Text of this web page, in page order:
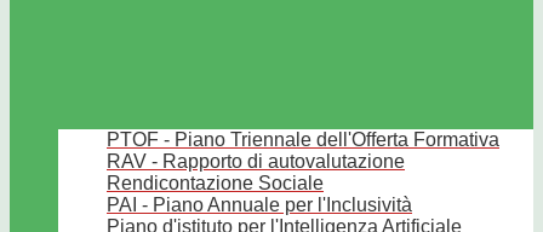
PTOF - Piano Triennale dell'Offerta Formativa
RAV - Rapporto di autovalutazione
Rendicontazione Sociale
PAI - Piano Annuale per l'Inclusività
Piano d'istituto per l'Intelligenza Artificiale